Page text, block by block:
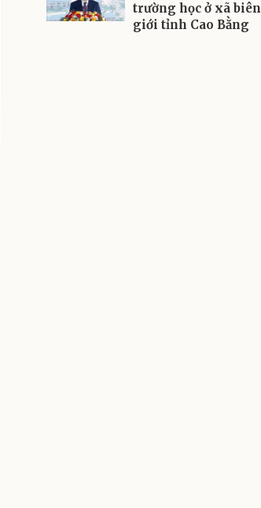
trường học ở xã biên
giới tỉnh Cao Bằng